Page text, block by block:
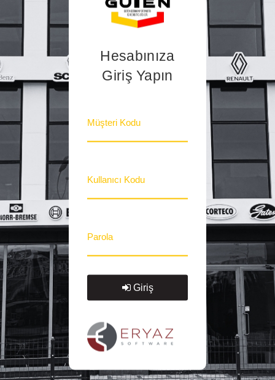
Hesabınıza
Giriş Yapın
Müşteri Kodu
Kullanıcı Kodu
Parola
Giriş